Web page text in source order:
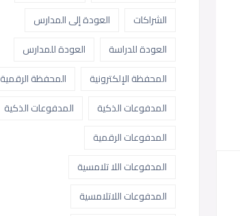
الشراكات
العودة إلى المدارس
العودة للدراسة
العودة للمدارس
المحفظة الإلكترونية
المحفظة الرقمية
المدفوعات الذكية
المدفوعات الذكية
المدفوعات الرقمية
المدفوعات اللا تلامسية
المدفوعات اللاتلامسية